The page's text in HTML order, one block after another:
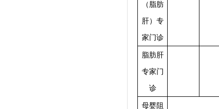
（脂肪
肝）专
家门诊
脂肪肝
专家门
诊
母婴阻